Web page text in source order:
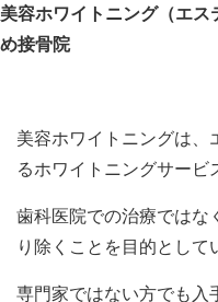
美容ホワイトニング（エ
め接骨院
美容ホワイトニングは、
るホワイトニングサービ
歯科医院での治療ではな
り除くことを目的として
専門家ではない方でも入